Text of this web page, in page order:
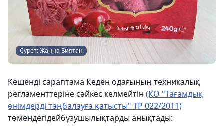
Сурет: Жанна Биятан
Кешенді сараптама Кеден одағының техникалық
регламенттеріне сәйкес келмейтін (КО "Тағамдық
өнімдерді таңбалауға қатысты" ТР 022/2011)
төмендегідейбұзушылықтарды анықтады: